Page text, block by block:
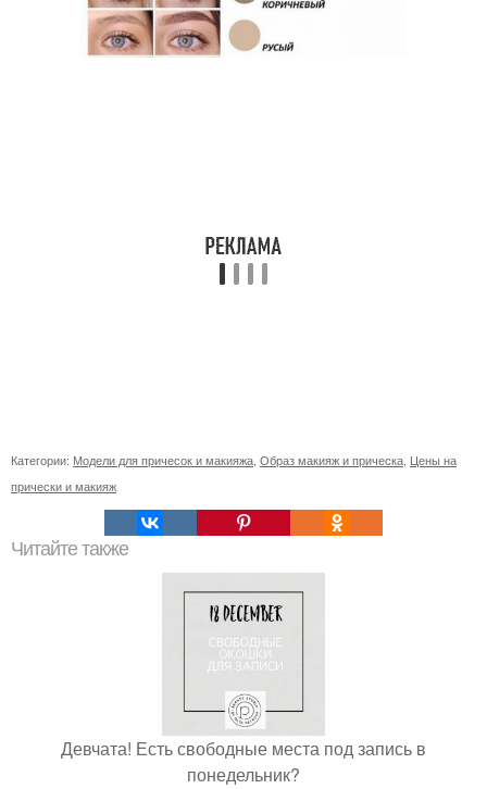
Категории: Модели для причесок и макияжа Образ макияж и прическа Цены на
прически и макияж
Читайте также
Девчата! Есть свободные места под запись в
понедельник?